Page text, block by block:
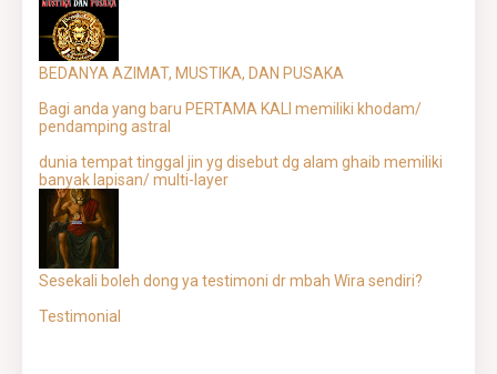
BEDANYA AZIMAT, MUSTIKA, DAN PUSAKA
Bagi anda yang baru PERTAMA KALI memiliki khodam/
pendamping astral
dunia tempat tinggal jin yg disebut dg alam ghaib memiliki
banyak lapisan/ multi-layer
Sesekali boleh dong ya testimoni dr mbah Wira sendiri?
Testimonial